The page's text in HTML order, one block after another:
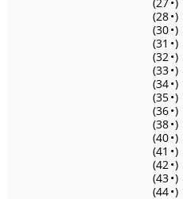
(28•)
(30•)
(31 •)
(32•)
(33•)
(34•)
(35•)
(36•)
(38•)
(40•)
(41 •)
(42•)
(43•)
(44•)